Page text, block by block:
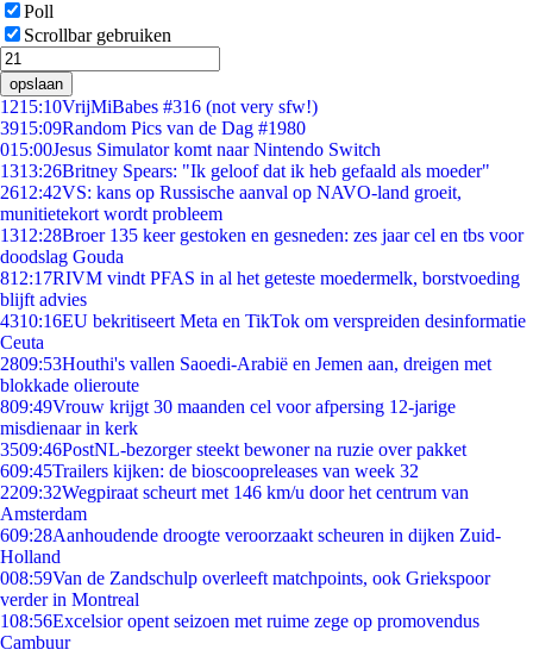
Poll
Scrollbar gebruiken
opslaan
1215:10VrijMiBabes #316 (not very sfw!)
3915:09Random Pics van de Dag #1980
015:00Jesus Simulator komt naar Nintendo Switch
1313:26Britney Spears: "Ik geloof dat ik heb gefaald als moeder"
2612:42VS: kans op Russische aanval op NAVO-land groeit,
munitietekort wordt probleem
1312:28Broer 135 keer gestoken en gesneden: zes jaar cel en tbs voor
doodslag Gouda
812:17RIVM vindt PFAS in al het geteste moedermelk, borstvoeding
blijft advies
4310:16EU bekritiseert Meta en TikTok om verspreiden desinformatie
Ceuta
2809:53Houthi's vallen Saoedi-Arabië en Jemen aan, dreigen met
blokkade olieroute
809:49Vrouw krijgt 30 maanden cel voor afpersing 12-jarige
misdienaar in kerk
3509:46PostNL-bezorger steekt bewoner na ruzie over pakket
609:45Trailers kijken: de bioscoopreleases van week 32
2209:32Wegpiraat scheurt met 146 km/u door het centrum van
Amsterdam
609:28Aanhoudende droogte veroorzaakt scheuren in dijken Zuid-
Holland
008:59Van de Zandschulp overleeft matchpoints, ook Griekspoor
verder in Montreal
108:56Excelsior opent seizoen met ruime zege op promovendus
Cambuur